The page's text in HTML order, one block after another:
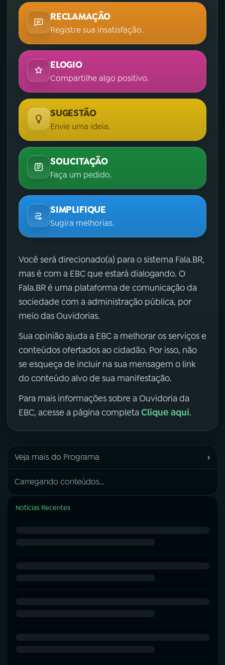
RECLAMAÇÃO
Registre sua insatisfação.
ELOGIO
Compartilhe algo positivo.
SUGESTÃO
Envie uma ideia.
SOLICITAÇÃO
Faça um pedido.
SIMPLIFIQUE
Sugira melhorias.
Você será direcionado(a) para o sistema Fala.BR,
mas é com a EBC que estará dialogando. O
Fala.BR é uma plataforma de comunicação da
sociedade com a administração pública, por
meio das Ouvidorias.
Sua opinião ajuda a EBC a melhorar os serviços e
conteúdos ofertados ao cidadão. Por isso, não
se esqueça de incluir na sua mensagem o link
do conteúdo alvo de sua manifestação.
Para mais informações sobre a Ouvidoria da
EBC, acesse a página completa Clique aqui.
Veja mais do Programa ›
Carregando conteúdos...
Notícias Recentes